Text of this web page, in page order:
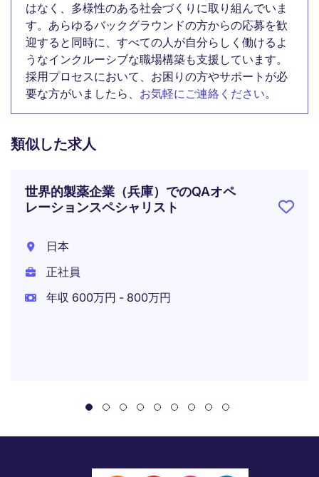
はなく、多様性のある社会づくりに取り組んでいま
す。あらゆるバックグラウンドの方からの応募を歓
迎すると同時に、すべての人が自分らしく働けるよ
うなインクルーシブな職場構築も支援しています。
採用プロセスにおいて、お困りの方やサポートが必
要な方がいましたら、 お気軽にご連絡ください。
類似した求人
世界的製薬企業（兵庫）でのQAオペ
レーションスペシャリスト
日本
正社員
年収 600万円 - 800万円